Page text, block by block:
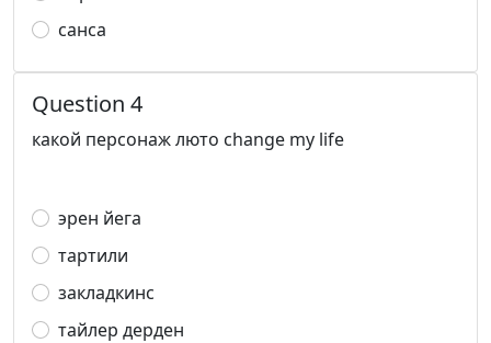
санса
Question 4
какой персонаж люто change my life
эрен йега
тартили
закладкинс
тайлер дерден